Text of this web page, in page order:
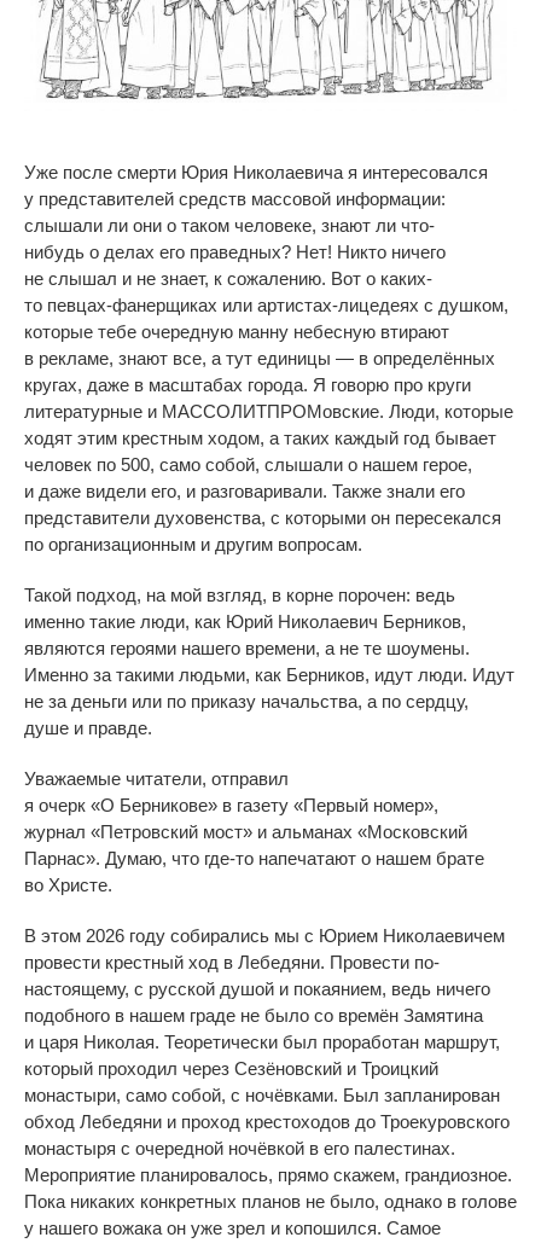
Уже после смерти Юрия Николаевича я интересовался
у представителей средств массовой информации:
слышали ли они о таком человеке, знают ли что-
нибудь о делах его праведных? Нет! Никто ничего
не слышал и не знает, к сожалению. Вот о каких-
то певцах-фанерщиках или артистах-лицедеях с душком,
которые тебе очередную манну небесную втирают
в рекламе, знают все, а тут единицы — в определённых
кругах, даже в масштабах города. Я говорю про круги
литературные и МАССОЛИТПРОМовские. Люди, которые
ходят этим крестным ходом, а таких каждый год бывает
человек по 500, само собой, слышали о нашем герое,
и даже видели его, и разговаривали. Также знали его
представители духовенства, с которыми он пересекался
по организационным и другим вопросам.
Такой подход, на мой взгляд, в корне порочен: ведь
именно такие люди, как Юрий Николаевич Берников,
являются героями нашего времени, а не те шоумены.
Именно за такими людьми, как Берников, идут люди. Идут
не за деньги или по приказу начальства, а по сердцу,
душе и правде.
Уважаемые читатели, отправил
я очерк «О Берникове» в газету «Первый номер»,
журнал «Петровский мост» и альманах «Московский
Парнас». Думаю, что где-то напечатают о нашем брате
во Христе.
В этом 2026 году собирались мы с Юрием Николаевичем
провести крестный ход в Лебедяни. Провести по-
настоящему, с русской душой и покаянием, ведь ничего
подобного в нашем граде не было со времён Замятина
и царя Николая. Теоретически был проработан маршрут,
который проходил через Сезёновский и Троицкий
монастыри, само собой, с ночёвками. Был запланирован
обход Лебедяни и проход крестоходов до Троекуровского
монастыря с очередной ночёвкой в его палестинах.
Мероприятие планировалось, прямо скажем, грандиозное.
Пока никаких конкретных планов не было, однако в голове
у нашего вожака он уже зрел и копошился. Самое